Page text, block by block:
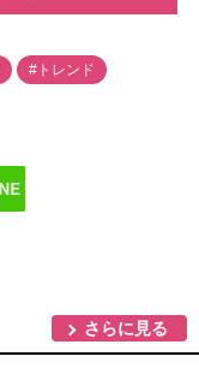
#トレンド
さらに見る